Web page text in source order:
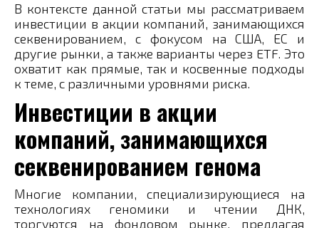
В контексте данной статьи мы рассматриваем
инвестиции в акции компаний, занимающихся
секвенированием, с фокусом на США, ЕС и
другие рынки, а также варианты через ETF. Это
охватит как прямые, так и косвенные подходы
к теме, с различными уровнями риска.
Инвестиции в акции
компаний, занимающихся
секвенированием генома
Многие компании, специализирующиеся на
технологиях геномики и чтении ДНК,
торгуются на фондовом рынке, предлагая